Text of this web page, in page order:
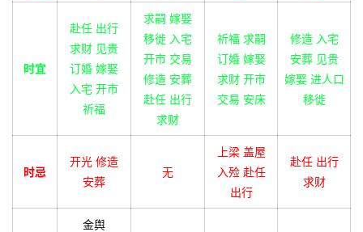
时宜
赴任 出行
求财 见贵
订婚 嫁娶
入宅 开市
祈福
求嗣 嫁娶
移徙 入宅
开市 交易
修造 安葬
赴任 出行
求财
祈福 求嗣
订婚 嫁娶
求财 开市
交易 安床
修造 入宅
安葬 见贵
嫁娶 进人口
移徙
时忌
开光 修造
安葬
无
上梁 盖屋
入殓 赴任
出行
赴任 出行
求财
金舆